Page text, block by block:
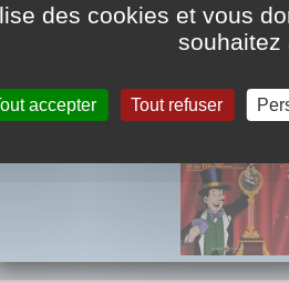
des cookies et vous
souhaitez
accepter Tout refuser